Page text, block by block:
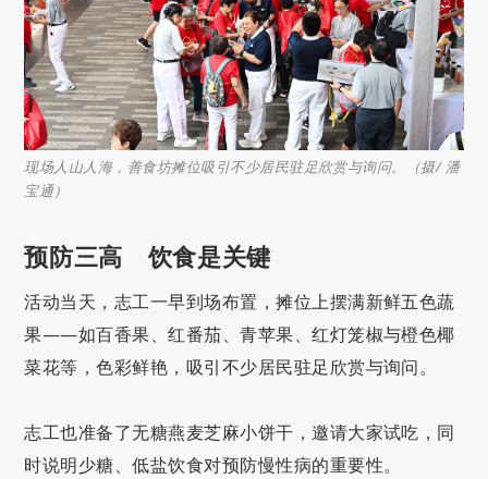
现场人山人海，善食坊摊位吸引不少居民驻足欣赏与询问。（摄/ 潘
宝通）
预防三高 饮食是关键
活动当天，志工一早到场布置，摊位上摆满新鲜五色蔬
果——如百香果、红番茄、青苹果、红灯笼椒与橙色椰
菜花等，色彩鲜艳，吸引不少居民驻足欣赏与询问。
志工也准备了无糖燕麦芝麻小饼干，邀请大家试吃，同
时说明少糖、低盐饮食对预防慢性病的重要性。